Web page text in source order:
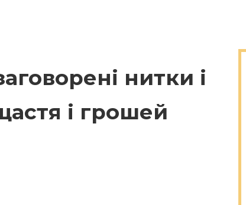
нитки і
і грошей